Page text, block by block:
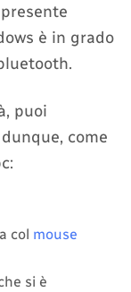
è in grado
puoi
come
col mouse
si è